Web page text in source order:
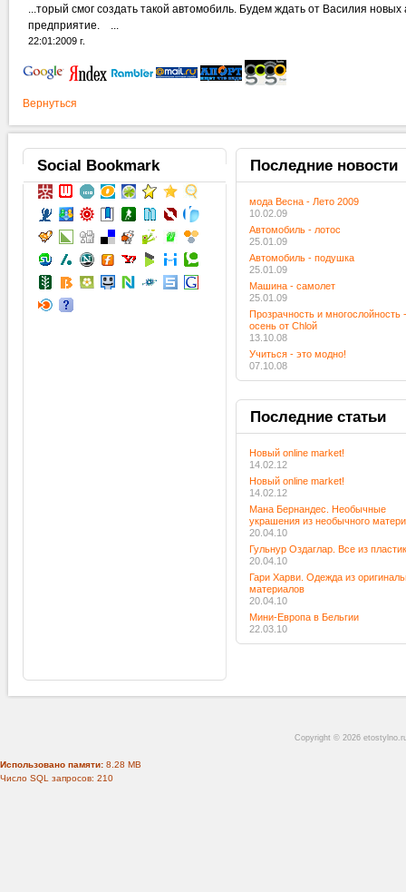
...торый смог создать такой автомобиль. Будем ждать от Василия
предприятие. ...
22:01:2009 г.
Вернуться
Social Bookmark Последниеновости
мода Весна - Лето 2009
10.02.09
Автомобиль - лотос
25.01.09
Автомобиль - подушка
25.01.09
Машина - самолет
25.01.09
Прозрачность и многослойность -
осень от Chloй
13.10.08
Учиться - это модно!
07.10.08
Последниестатьи
Новый online market!
14.02.12
Новый online market!
14.02.12
Мана Бернандес. Необычные
украшения из необычного
20.04.10
Гульнур Оздаглар. Все из
20.04.10
Гари Харви. Одежда из
материалов
20.04.10
Мини-Европа в Бельгии
22.03.10
Copyright © 2026
Использовано памяти: 8.28 MB
Число SQL запросов: 210